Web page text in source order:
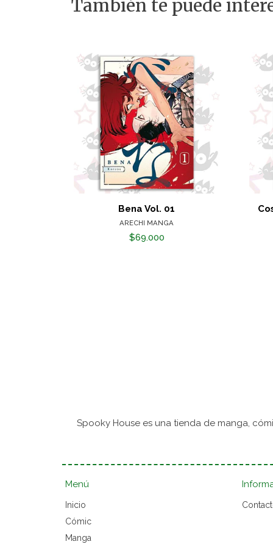
También te puede
Bena Vol. 01
ARECHI MANGA
$69.000
Spooky House es una tienda de manga,
Menú
Inicio
Cómic
Manga